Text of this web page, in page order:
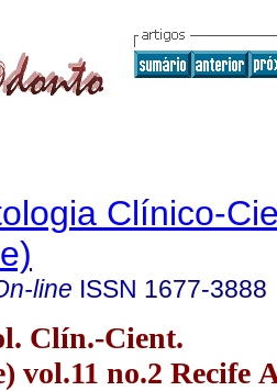
Clínico-
line ISSN 1677-3888
Clín.-Cient.
vol.11 no.2 Recife